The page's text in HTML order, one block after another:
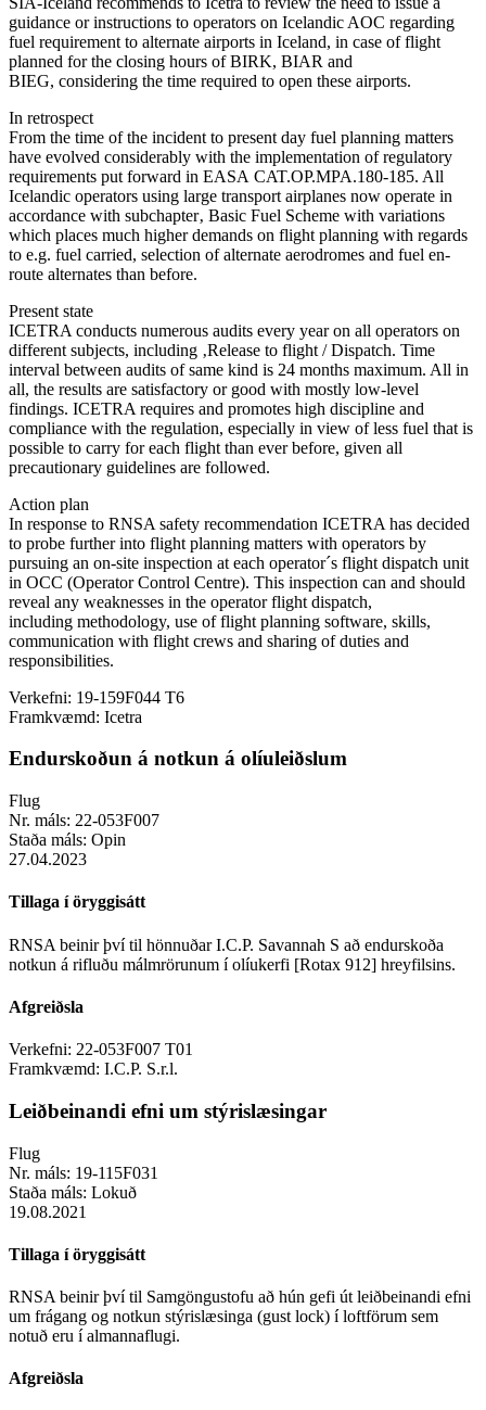
guidance or instructions to operators on Icelandic AOC regarding
fuel requirement to alternate airports in Iceland, in case of flight
planned for the closing hours of BIRK, BIAR and
BIEG, considering the time required to open these airports.
In retrospect
From the time of the incident to present day fuel planning matters
have evolved considerably with the implementation of regulatory
requirements put forward in EASA CAT.OP.MPA.180-185. All
Icelandic operators using large transport airplanes now operate in
accordance with subchapter‚ Basic Fuel Scheme with variations
which places much higher demands on flight planning with regards
to e.g. fuel carried, selection of alternate aerodromes and fuel en-
route alternates than before.
Present state
ICETRA conducts numerous audits every year on all operators on
different subjects, including ‚Release to flight / Dispatch. Time
interval between audits of same kind is 24 months maximum. All in
all, the results are satisfactory or good with mostly low-level
findings. ICETRA requires and promotes high discipline and
compliance with the regulation, especially in view of less fuel that is
possible to carry for each flight than ever before, given all
precautionary guidelines are followed.
Action plan
In response to RNSA safety recommendation ICETRA has decided
to probe further into flight planning matters with operators by
pursuing an on-site inspection at each operator´s flight dispatch unit
in OCC (Operator Control Centre). This inspection can and should
reveal any weaknesses in the operator flight dispatch,
including methodology, use of flight planning software, skills,
communication with flight crews and sharing of duties and
responsibilities.
Verkefni: 19-159F044 T6
Framkvæmd: Icetra
Endurskoðun á notkun á olíuleiðslum
Flug
Nr. máls: 22-053F007
Staða máls: Opin
27.04.2023
Tillaga í öryggisátt
RNSA beinir því til hönnuðar I.C.P. Savannah S að endurskoða
notkun á rifluðu málmrörunum í olíukerfi [Rotax 912] hreyfilsins.
Afgreiðsla
Verkefni: 22-053F007 T01
Framkvæmd: I.C.P. S.r.l.
Leiðbeinandi efni um stýrislæsingar
Flug
Nr. máls: 19-115F031
Staða máls: Lokuð
19.08.2021
Tillaga í öryggisátt
RNSA beinir því til Samgöngustofu að hún gefi út leiðbeinandi efni
um frágang og notkun stýrislæsinga (gust lock) í loftförum sem
notuð eru í almannaflugi.
Afgreiðsla